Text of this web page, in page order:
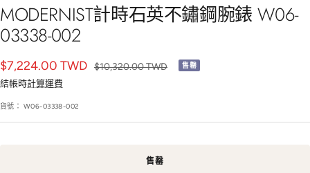
往
幻
1
往
幻
2
往
幻
3
往
幻
MODERNIST計時石英不鏽鋼腕錶 W06-
03338-002
銷
售
價
格
$7,224.00 TWD 正
$10,320.00 TWD 售罄
結帳時計算運費
貨號： W06-03338-002
售罄